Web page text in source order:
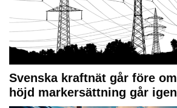
Svenska kraftnät går före
höjd markersättning går